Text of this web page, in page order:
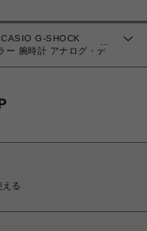
G-SHOCK
腕時計 アナログ・デ
える